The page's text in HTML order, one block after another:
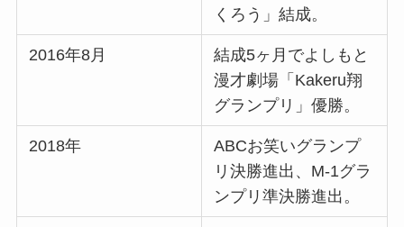
くろう」結成。
2016年8月
結成5ヶ月でよしもと
漫才劇場「Kakeru翔
グランプリ」優勝。
2018年
ABCお笑いグランプ
リ決勝進出、M-1グラ
ンプリ準決勝進出。